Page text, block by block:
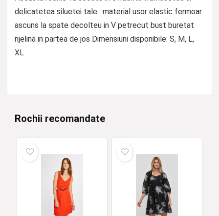
delicatetea siluetei tale. material usor elastic fermoar
ascuns la spate decolteu in V petrecut bust buretat
rijelina in partea de jos Dimensiuni disponibile: S, M, L,
XL
Rochii recomandate